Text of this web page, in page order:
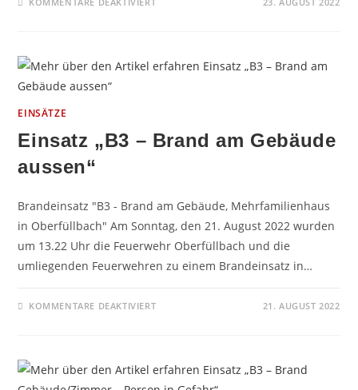
KLEIN“
EINSÄTZE
Einsatz „B3 – Brand am Gebäude
aussen“
Brandeinsatz "B3 - Brand am Gebäude, Mehrfamilienhaus
in Oberfüllbach" Am Sonntag, den 21. August 2022 wurden
um 13.22 Uhr die Feuerwehr Oberfüllbach und die
umliegenden Feuerwehren zu einem Brandeinsatz in…
KOMMENTARE DEAKTIVIERTFÜR
GEBÄUDE
AUSSEN“
21. AUGUST 2022